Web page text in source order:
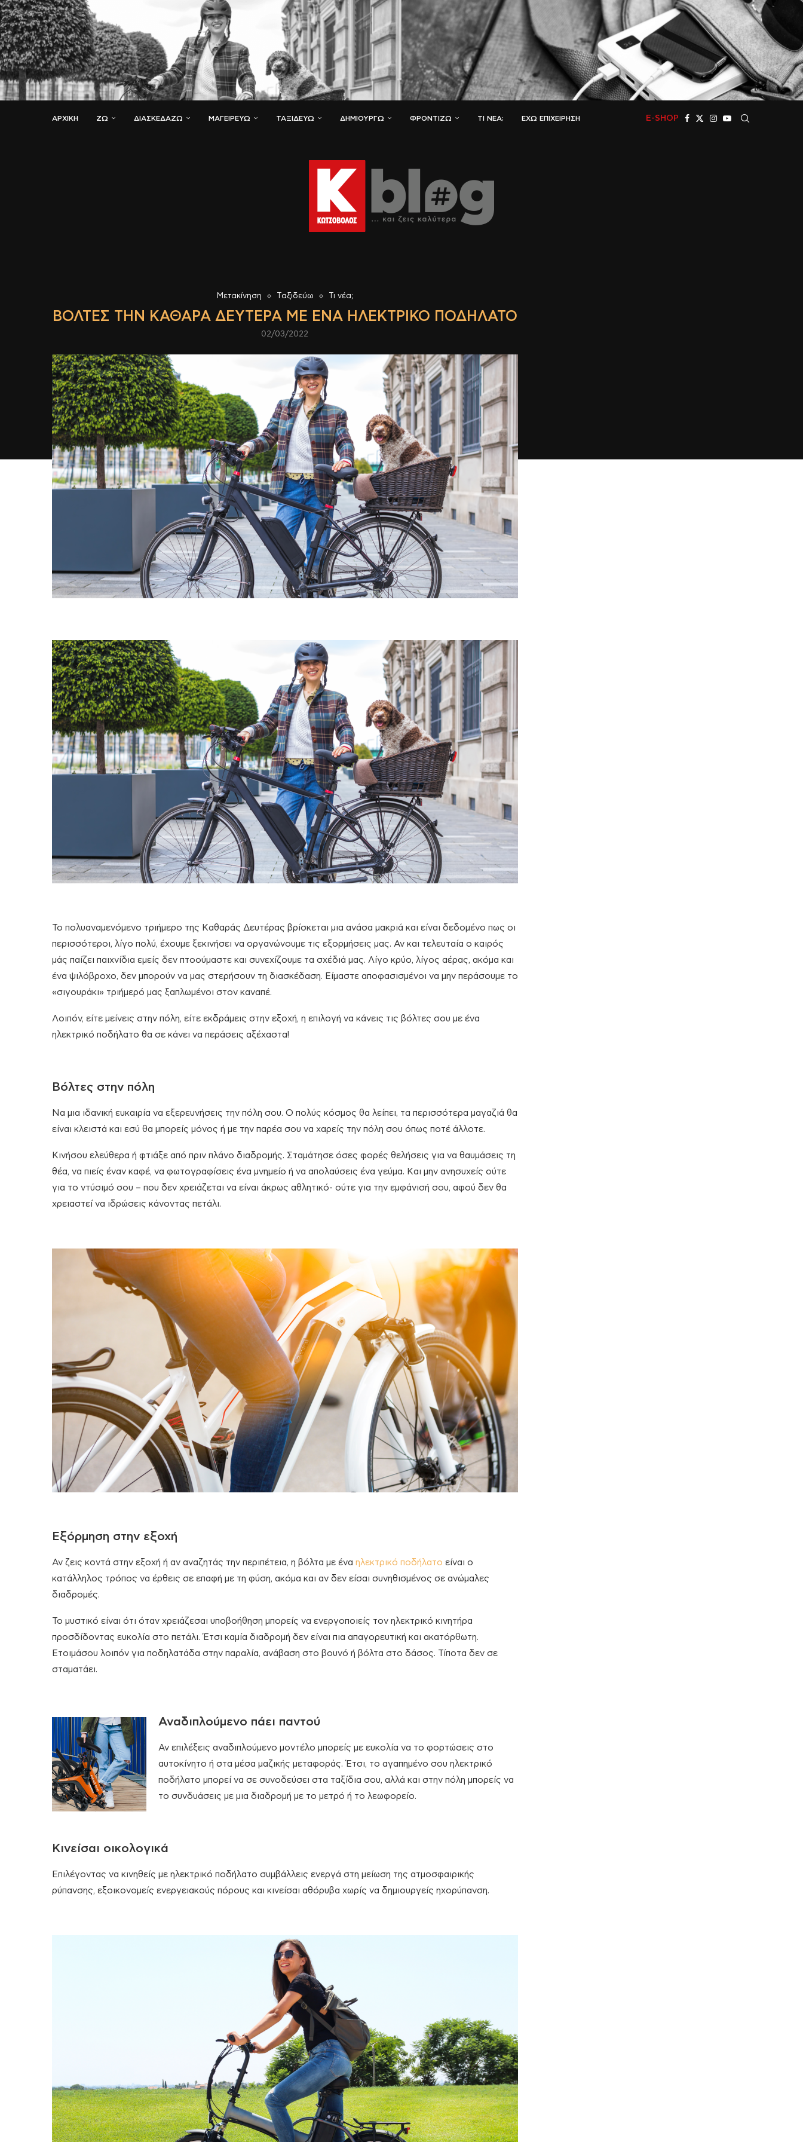
ΑΡΧΙΚΗ ΖΏ ΔΙΑΣΚΕΔΆΖΩ ΜΑΓΕΙΡΕΎΩ ΤΑΞΙΔΕΎΩ ΔΗΜΙΟΥΡΓΏ ΦΡΟΝΤΊΖΩ ΤΙ ΝΈΑ; ΈΧΩ ΕΠΙΧΕΊΡΗΣΗ E-SHOP
Μετακίνηση Ταξιδεύω Τι νέα;
ΒΌΛΤΕΣ ΤΗΝ ΚΑΘΑΡΆ ΔΕΥΤΈΡΑ ΜΕ ΈΝΑ ΗΛΕΚΤΡΙΚΌ ΠΟΔΉΛΑΤΟ
02/03/2022
Το πολυαναμενόμενο τριήμερο της Καθαράς Δευτέρας βρίσκεται μια ανάσα μακριά και είναι δεδομένο πως οι
περισσότεροι, λίγο πολύ, έχουμε ξεκινήσει να οργανώνουμε τις εξορμήσεις μας. Αν και τελευταία ο καιρός
μάς παίζει παιχνίδια εμείς δεν πτοούμαστε και συνεχίζουμε τα σχέδιά μας. Λίγο κρύο, λίγος αέρας, ακόμα και
ένα ψιλόβροχο, δεν μπορούν να μας στερήσουν τη διασκέδαση. Είμαστε αποφασισμένοι να μην περάσουμε το
«σιγουράκι» τριήμερό μας ξαπλωμένοι στον καναπέ.
Λοιπόν, είτε μείνεις στην πόλη, είτε εκδράμεις στην εξοχή, η επιλογή να κάνεις τις βόλτες σου με ένα
ηλεκτρικό ποδήλατο θα σε κάνει να περάσεις αξέχαστα!
Βόλτες στην πόλη
Να μια ιδανική ευκαιρία να εξερευνήσεις την πόλη σου. Ο πολύς κόσμος θα λείπει, τα περισσότερα μαγαζιά θα
είναι κλειστά και εσύ θα μπορείς μόνος ή με την παρέα σου να χαρείς την πόλη σου όπως ποτέ άλλοτε.
Κινήσου ελεύθερα ή φτιάξε από πριν πλάνο διαδρομής. Σταμάτησε όσες φορές θελήσεις για να θαυμάσεις τη
θέα, να πιείς έναν καφέ, να φωτογραφίσεις ένα μνημείο ή να απολαύσεις ένα γεύμα. Και μην ανησυχείς ούτε
για το ντύσιμό σου – που δεν χρειάζεται να είναι άκρως αθλητικό- ούτε για την εμφάνισή σου, αφού δεν θα
χρειαστεί να ιδρώσεις κάνοντας πετάλι.
Εξόρμηση στην εξοχή
Αν ζεις κοντά στην εξοχή ή αν αναζητάς την περιπέτεια, η βόλτα με ένα ηλεκτρικό ποδήλατο είναι ο
κατάλληλος τρόπος να έρθεις σε επαφή με τη φύση, ακόμα και αν δεν είσαι συνηθισμένος σε ανώμαλες
διαδρομές.
Το μυστικό είναι ότι όταν χρειάζεσαι υποβοήθηση μπορείς να ενεργοποιείς τον ηλεκτρικό κινητήρα
προσδίδοντας ευκολία στο πετάλι. Έτσι καμία διαδρομή δεν είναι πια απαγορευτική και ακατόρθωτη.
Ετοιμάσου λοιπόν για ποδηλατάδα στην παραλία, ανάβαση στο βουνό ή βόλτα στο δάσος. Τίποτα δεν σε
σταματάει.
Αναδιπλούμενο πάει παντού
Αν επιλέξεις αναδιπλούμενο μοντέλο μπορείς με ευκολία να το φορτώσεις στο
αυτοκίνητο ή στα μέσα μαζικής μεταφοράς. Έτσι, το αγαπημένο σου ηλεκτρικό
ποδήλατο μπορεί να σε συνοδεύσει στα ταξίδια σου, αλλά και στην πόλη μπορείς να
το συνδυάσεις με μια διαδρομή με το μετρό ή το λεωφορείο.
Κινείσαι οικολογικά
Επιλέγοντας να κινηθείς με ηλεκτρικό ποδήλατο συμβάλλεις ενεργά στη μείωση της ατμοσφαιρικής
ρύπανσης, εξοικονομείς ενεργειακούς πόρους και κινείσαι αθόρυβα χωρίς να δημιουργείς ηχορύπανση.